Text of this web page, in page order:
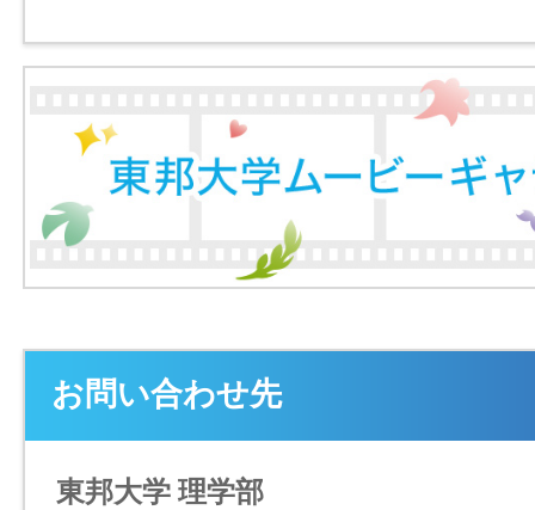
お問い合わせ先
東邦大学 理学部